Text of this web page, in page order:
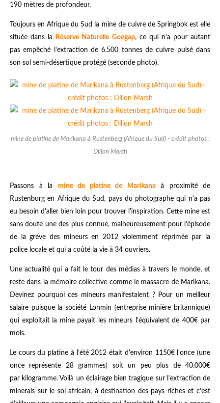
190 mètres de profondeur.
Toujours en Afrique du Sud la mine de cuivre de Springbok est elle
située dans la
Réserve Naturelle Goegap, ce qui n'a pour autant
pas empêché l'extraction de 6.500 tonnes de cuivre puisé dans
son sol semi-désertique protégé (seconde photo).
mine de platine de Marikana à Rustenberg (Afrique du Sud) - crédit photos :
Dillon Marsh
Passons à la mine de platine de Marikanaà proximité de
Rustenburg en Afrique du Sud, pays du photographe qui n'a pas
eu besoin d'aller bien loin pour trouver l'inspiration. Cette mine est
sans doute une des plus connue, malheureusement pour l'épisode
de la grève des mineurs en 2012 violemment réprimée par la
police locale et qui a coûté la vie à 34 ouvriers.
Une actualité qui a fait le tour des médias à travers le monde, et
reste dans la mémoire collective comme le massacre de Marikana.
Devinez pourquoi ces mineurs manifestaient ? Pour un meilleur
salaire puisque la société Lonmin (entreprise minière britannique)
qui exploitait la mine payait les mineurs l'équivalent de 400€ par
mois.
Le cours du platine à l'été 2012 était d'environ 1150€ l'once (une
once représente 28 grammes) soit un peu plus de 40.000€
par kilogramme. Voilà un éclairage bien tragique sur l'extraction de
minerais sur le sol africain, à destination des pays riches et c'est